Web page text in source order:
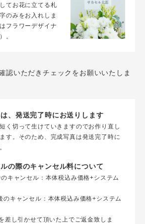
てお花に立てる札
のみをお入れしま
フラワーデザイナ
。
認いただきチェックをお願いいたしま
、発送完了時にお送りします
く切って生けていきますのでお作り直し
す。そのため、完成写真は発送完了時に
の際のキャンセル料について
キャンセル：本体税込み価格+システム
のキャンセル：本体税込み価格+システム
し引かせて頂いた上でご返金致しま